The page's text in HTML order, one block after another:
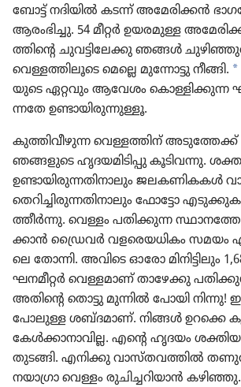
ബോട്ട്‌ നദിയിൽ കടന്ന്‌ അമേരി​ക്കൻ
ആരംഭി​ച്ചു. 54 മീറ്റർ ഉയരമുള്ള
ത്തി​ന്റെ ചുവട്ടി​ലേക്കു ഞങ്ങൾ
വെള്ളത്തി​ലൂ​ടെ മെല്ലെ മുന്നോ​ട്ടു നീങ്ങി. a
യു​ടെ ഏറ്റവും ആവേശം കൊള്ളി​ക്കുന്ന
ന്നതേ ഉണ്ടായി​രു​ന്നു​ള്ളൂ.
കുത്തി​വീ​ഴു​ന്ന വെള്ളത്തിന്‌
ഞങ്ങളുടെ ഹൃദയ​മി​ടി​പ്പു കൂടി​വന്നു.
ഉണ്ടായി​രു​ന്ന​തി​നാ​ലും ജലകണി​കകൾ
തെറി​ച്ചി​രു​ന്ന​തി​നാ​ലും ഫോട്ടോ
ത്തീർന്നു. വെള്ളം പതിക്കുന്ന
ക്കാൻ ഡ്രൈവർ വളരെ​യ​ധി​കം
ലെ തോന്നി. അവിടെ ഓരോ മിനി​ട്ടി​ലും
ഘനമീറ്റർ വെള്ളമാണ്‌ താഴേക്കു
അതിന്റെ തൊട്ടു മുന്നിൽ പോയി നിന്നു!
പോലുള്ള ശബ്ദമാണ്‌. നിങ്ങൾ ഉറക്കെ
കേൾക്കാ​നാ​വില്ല. എന്റെ ഹൃദയം
തുടങ്ങി. എനിക്കു വാസ്‌ത​വ​ത്തിൽ
നയാഗ്രാ വെള്ളം രുചി​ച്ച​റി​യാൻ